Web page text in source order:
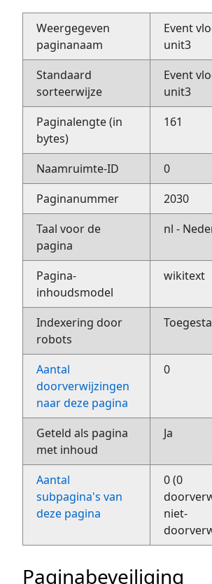
Weergegeven
paginanaam
Event
unit3
Standaard
sorteerwijze
Event
unit3
Paginalengte (in
bytes)
161
Naamruimte-ID
0
Paginanummer
2030
Taal voor de
pagina
nl -
Pagina-
inhoudsmodel
wikitext
Indexering door
robots
Aantal
doorverwijzingen
naar deze pagina
0
Geteld als pagina
met inhoud
Ja
Aantal
subpagina's van
deze pagina
0 (0
niet-
Paginabeveiliging